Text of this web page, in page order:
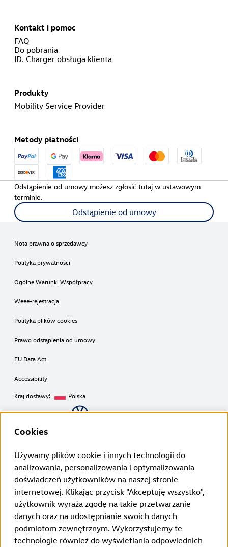
Kontakt i pomoc
FAQ
Do pobrania
ID. Charger obsługa klienta
Produkty
Mobility Service Provider
Metody płatności
Odstąpienie od umowy możesz zgłosić tutaj w ustawowym
terminie.
Odstąpienie od umowy
Nota prawna o sprzedawcy
Polityka prywatności
Ogólne Warunki Współpracy
Weee-rejestracja
Polityka plików cookies
Prawo odstąpienia od umowy
EU Data Act
Accessibility
Kraj dostawy: Polska
Copyright © 2026
Zastrzeżenia prawne Volkswagen Group Charging GmbH
¹ LTE
ID. Charger (1. generacja od 2020 roku):
Z funkcji LTE można korzystać wyłącznie w państwach członkowskich
UE, a także w Wielkiej Brytanii, Szwajcarii i Norwegii.
ID. Charger 2 (2. generacja od 2024 roku):
Z funkcji LTE można korzystać wyłącznie w państwach członkowskich
UE, a także w Wielkiej Brytanii, Szwajcarii, Liechtensteinie, Islandii i
Norwegii.
² Inteligentne ładowanie
Cookies
Używamy plików cookie i innych technologii do
analizowania, personalizowania i optymalizowania
doświadczeń użytkowników na naszej stronie
internetowej. Klikając przycisk "Akceptuję wszystko",
użytkownik wyraża zgodę na takie przetwarzanie
danych oraz na udostępnianie swoich danych
podmiotom zewnętrznym. Wykorzystujemy te
technologie również do wyświetlania odpowiednich